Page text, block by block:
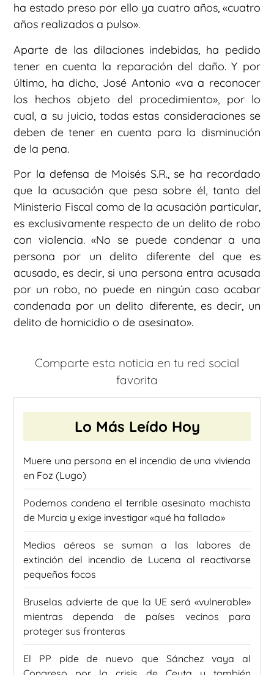
ha estado preso por ello ya cuatro años, «cuatro
años realizados a pulso».
Aparte de las dilaciones indebidas, ha pedido
tener en cuenta la reparación del daño. Y por
último, ha dicho, José Antonio «va a reconocer
los hechos objeto del procedimiento», por lo
cual, a su juicio, todas estas consideraciones se
deben de tener en cuenta para la disminución
de la pena.
Por la defensa de Moisés S.R., se ha recordado
que la acusación que pesa sobre él, tanto del
Ministerio Fiscal como de la acusación particular,
es exclusivamente respecto de un delito de robo
con violencia. «No se puede condenar a una
persona por un delito diferente del que es
acusado, es decir, si una persona entra acusada
por un robo, no puede en ningún caso acabar
condenada por un delito diferente, es decir, un
delito de homicidio o de asesinato».
Comparte esta noticia en tu red social
favorita
Lo Más Leído Hoy
Muere una persona en el incendio de una vivienda
en Foz (Lugo)
Podemos condena el terrible asesinato machista
de Murcia y exige investigar «qué ha fallado»
Medios aéreos se suman a las labores de
extinción del incendio de Lucena al reactivarse
pequeños focos
Bruselas advierte de que la UE será «vulnerable»
mientras dependa de países vecinos para
proteger sus fronteras
El PP pide de nuevo que Sánchez vaya al